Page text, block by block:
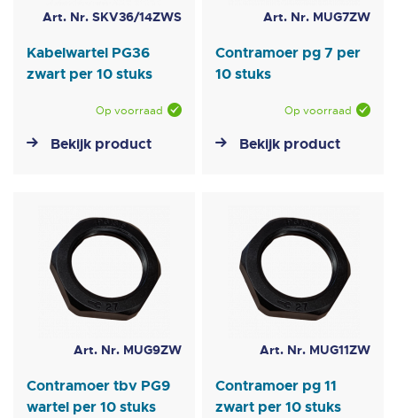
Art. Nr. SKV36/14ZWS
Kabelwartel PG36
zwart per 10 stuks
Op voorraad
Bekijk product
Art. Nr. MUG7ZW
Contramoer pg 7 per
10 stuks
Op voorraad
Bekijk product
Art. Nr. MUG9ZW
Contramoer tbv PG9
wartel per 10 stuks
Art. Nr. MUG11ZW
Contramoer pg 11
zwart per 10 stuks